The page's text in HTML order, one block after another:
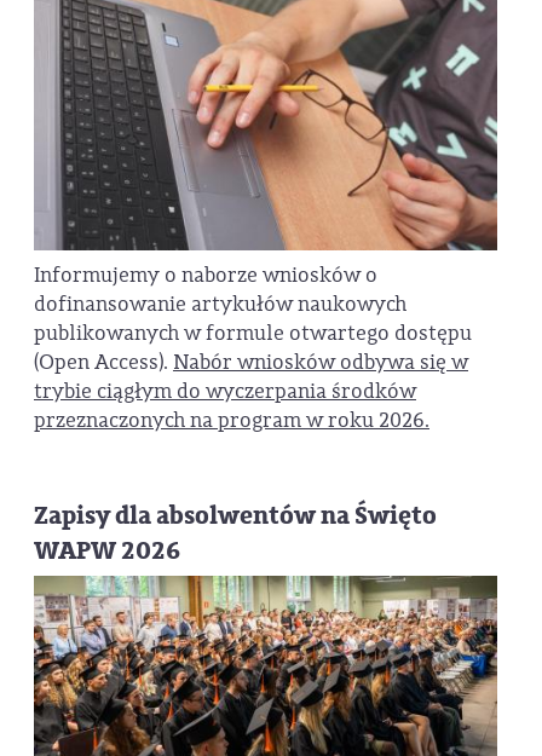
Informujemy o naborze wniosków o
dofinansowanie artykułów naukowych
publikowanych w formule otwartego dostępu
(Open Access). Nabór wniosków odbywa się w
trybie ciągłym do wyczerpania środków
przeznaczonych na program w roku 2026.
Zapisy dla absolwentów na Święto
WAPW 2026